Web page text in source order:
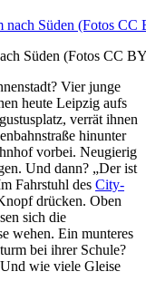
Süden (Fotos CC
Vier junge
heute Leipzig aufs
verrät ihnen
hinunter
vorbei. Neugierig
Und dann? „Der ist
Fahrstuhl des City-
drücken. Oben
sich die
wehen. Ein munteres
bei ihrer Schule?
wie viele Gleise